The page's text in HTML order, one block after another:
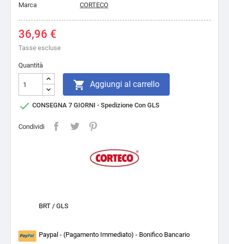
Marca
CORTECO
36,96 €
Tasse escluse
Quantità
 Aggiungi al carrello
 CONSEGNA 7 GIORNI - Spedizione Con GLS
Condividi
BRT / GLS
Paypal - (Pagamento Immediato) - Bonifico Bancario